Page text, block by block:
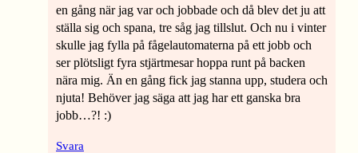
en gång när jag var och jobbade och då blev det ju att
ställa sig och spana, tre såg jag tillslut. Och nu i vinter
skulle jag fylla på fågelautomaterna på ett jobb och
ser plötsligt fyra stjärtmesar hoppa runt på backen
nära mig. Än en gång fick jag stanna upp, studera och
njuta! Behöver jag säga att jag har ett ganska bra
jobb…?! :)
Svara